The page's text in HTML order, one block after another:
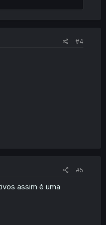
#4
#5
assim é uma